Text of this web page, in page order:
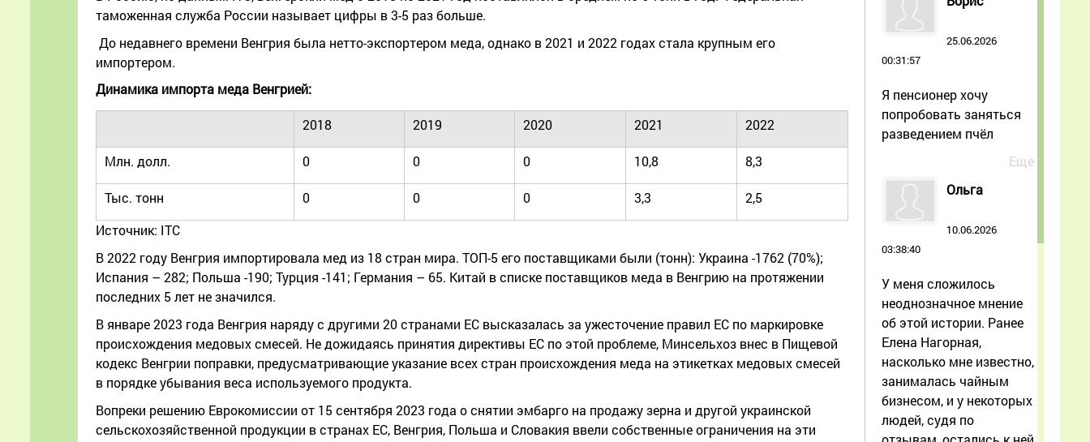
таможенная служба России называет цифры в 3-5 раз больше.
До недавнего времени Венгрия была нетто-экспортером меда, однако в 2021 и 2022 годах стала крупным его
импортером.
Динамика импорта меда Венгрией:
2018 2019 2020 2021 2022
Млн. долл. 0 0 0 10,8 8,3
Тыс. тонн 0 0 0 3,3
2,5
Источник: ITC
В 2022 году Венгрия импортировала мед из 18 стран мира. ТОП-5 его поставщиками были (тонн): Украина -1762 (70%);
Испания – 282; Польша -190; Турция -141; Германия – 65. Китай в списке поставщиков меда в Венгрию на протяжении
последних 5 лет не значился.
В январе 2023 года Венгрия наряду с другими 20 странами ЕС высказалась за ужесточение правил ЕС по маркировке
происхождения медовых смесей. Не дожидаясь принятия директивы ЕС по этой проблеме, Минсельхоз внес в Пищевой
кодекс Венгрии поправки, предусматривающие указание всех стран происхождения меда на этикетках медовых смесей
в порядке убывания веса используемого продукта.
Вопреки решению Еврокомиссии от 15 сентября 2023 года о снятии эмбарго на продажу зерна и другой украинской
сельскохозяйственной продукции в странах ЕС, Венгрия, Польша и Словакия ввели собственные ограничения на эти
25.06.2026
00:31:57
Я пенсионер хочу
попробовать заняться
разведением пчёл
Еще
Ольга
10.06.2026
03:38:40
У меня сложилось
неоднозначное мнение
об этой истории. Ранее
Елена Нагорная,
насколько мне известно,
занималась чайным
бизнесом, и у некоторых
людей, судя по